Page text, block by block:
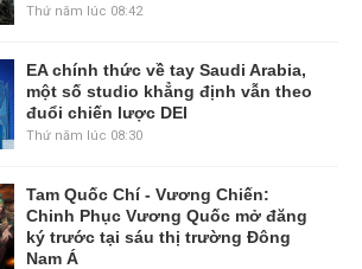
Thứ năm lúc 08:42
EA chính thức về tay Saudi Arabia,
một số studio khẳng định vẫn theo
đuổi chiến lược DEI
Thứ năm lúc 08:30
Tam Quốc Chí - Vương Chiến:
Chinh Phục Vương Quốc mở đăng
ký trước tại sáu thị trường Đông
Nam Á